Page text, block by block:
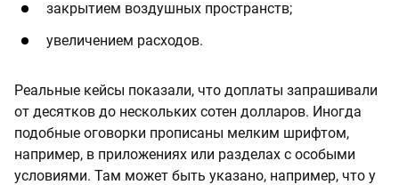
закрытием воздушных пространств;
увеличением расходов.
Реальные кейсы показали, что доплаты запрашивали
от десятков до нескольких сотен долларов. Иногда
подобные оговорки прописаны мелким шрифтом,
например, в приложениях или разделах с особыми
условиями. Там может быть указано, например, что у